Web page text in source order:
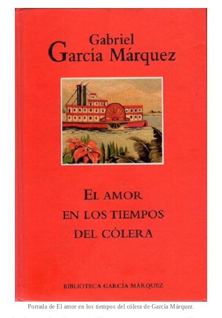
Portada de El amor en los tiempos del cólera de García Márquez.